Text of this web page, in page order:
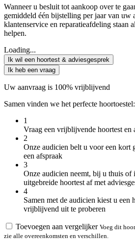
Wanneer u besluit tot aankoop over te
gemiddeld één bijstelling per jaar van uw
klantenservice en reparatieafdeling staan
helpen.
Loading...
Ik wil een hoortest & adviesgesprek
Ik heb een vraag
Uw aanvraag is 100% vrijblijvend
Samen vinden we het perfecte hoortoestel:
1
Vraag een vrijblijvende hoortest en
2
Onze audicien belt u voor een kort
een afspraak
3
Onze audicien neemt, bij u thuis of
uitgebreide hoortest af met
4
Samen met de audicien kiest u een
vrijblijvend uit te proberen
Toevoegen aan vergelijker Voeg dit
zie alle overeenkomsten en verschillen.